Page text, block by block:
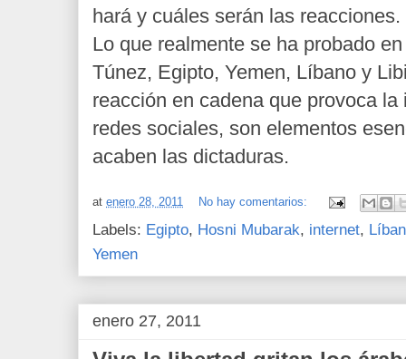
hará y cuáles serán las reacciones.
Lo que realmente se ha probado
Túnez, Egipto, Yemen, Líbano y
reacción en cadena que provoca
redes sociales, son elementos
acaben las dictaduras.
at enero 28, 2011 No hay comentarios:
Labels: Egipto, Hosni Mubarak, internet,
Yemen
enero 27, 2011